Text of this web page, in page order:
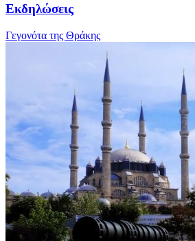
Εκδηλώσεις
Γεγονότα της Θράκης